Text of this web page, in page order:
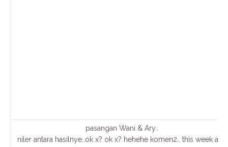
pasangan Wani & Ary..
niler antara hasilnye..ok x? ok x? hehehe komen2.. this week ada